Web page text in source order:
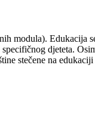
modula). Edukacija
djeteta.
stečene na